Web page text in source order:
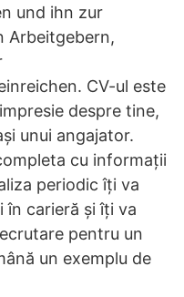
und ihn zur
Arbeitgebern,
CV-ul este
despre tine,
unui angajator.
cu informații
periodic îți va
carieră și îți va
pentru un
un exemplu de